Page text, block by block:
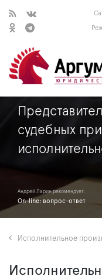
судебных
Андрей Ларин рекомендует:
On-line: вопрос-ответ
Исполнительное